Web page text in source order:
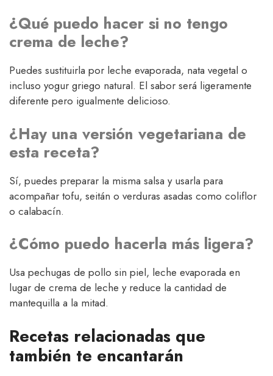
¿Qué puedo hacer si no tengo
crema de leche?
Puedes sustituirla por leche evaporada, nata vegetal o
incluso yogur griego natural. El sabor será ligeramente
diferente pero igualmente delicioso.
¿Hay una versión vegetariana de
esta receta?
Sí, puedes preparar la misma salsa y usarla para
acompañar tofu, seitán o verduras asadas como coliflor
o calabacín.
¿Cómo puedo hacerla más ligera?
Usa pechugas de pollo sin piel, leche evaporada en
lugar de crema de leche y reduce la cantidad de
mantequilla a la mitad.
Recetas relacionadas que
también te encantarán